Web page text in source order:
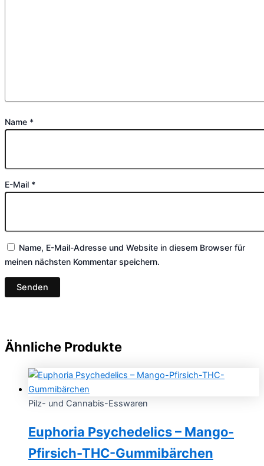
Name *
E-Mail *
Name, E-Mail-Adresse und Website in diesem Browser für
meinen nächsten Kommentar speichern.
Ähnliche Produkte
Pilz- und Cannabis-Esswaren
Euphoria Psychedelics – Mango-
Pfirsich-THC-Gummibärchen